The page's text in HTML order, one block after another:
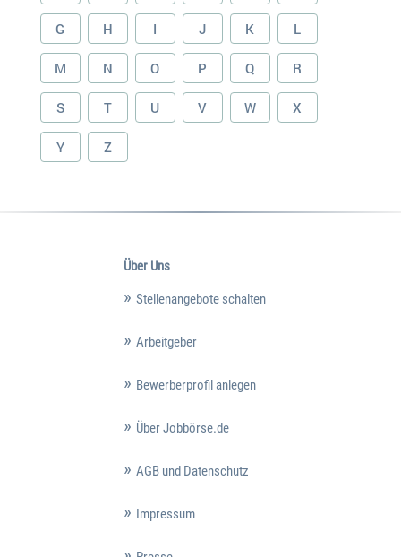
G H I J K L
M N O P Q R
S T U V W X
Y Z
Über Uns
Stellenangebote schalten
Arbeitgeber
Bewerberprofil anlegen
Über Jobbörse.de
AGB und Datenschutz
Impressum